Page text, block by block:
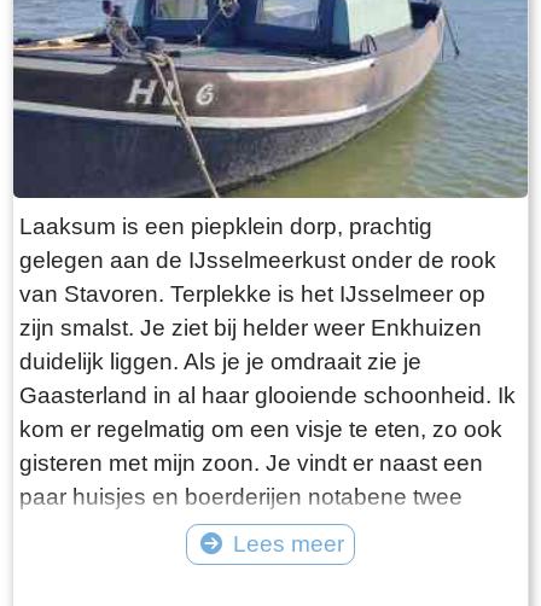
Laaksum is een piepklein dorp, prachtig
gelegen aan de IJsselmeerkust onder de rook
van Stavoren. Terplekke is het IJsselmeer op
zijn smalst. Je ziet bij helder weer Enkhuizen
duidelijk liggen. Als je je omdraait zie je
Gaasterland in al haar glooiende schoonheid. Ik
kom er regelmatig om een visje te eten, zo ook
gisteren met mijn zoon. Je vindt er naast een
paar huisjes en boerderijen notabene twee
visrestaurants op steenworp afstand van elkaar.
Er schijnt het jaar rond voldoende klandizie te
Lees meer